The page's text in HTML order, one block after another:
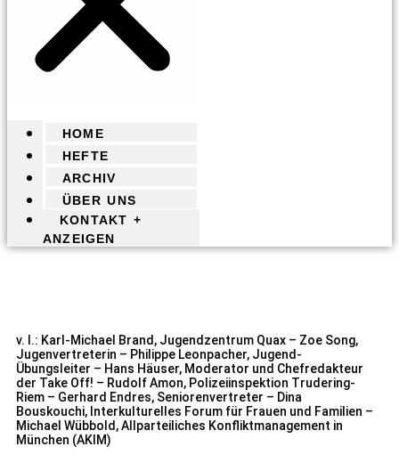
HOME
HEFTE
ARCHIV
ÜBER UNS
KONTAKT +
ANZEIGEN
v. l.: Karl-Michael Brand, Jugendzentrum Quax – Zoe Song,
Jugenvertreterin – Philippe Leonpacher, Jugend-
Übungsleiter – Hans Häuser, Moderator und Chefredakteur
der Take Off! – Rudolf Amon, Polizeiinspektion Trudering-
Riem – Gerhard Endres, Seniorenvertreter – Dina
Bouskouchi, Interkulturelles Forum für Frauen und Familien –
Michael Wübbold, Allparteiliches Konfliktmanagement in
München (AKIM)